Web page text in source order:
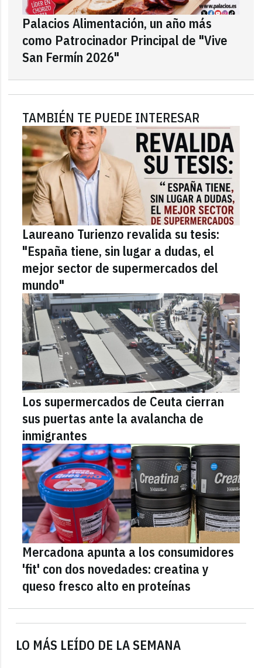
LO MÁS LEÍDO DE LA SEMANA
Palacios Alimentación, un año más
como Patrocinador Principal de "Vive
San Fermín 2026"
TAMBIÉN TE PUEDE INTERESAR
Laureano Turienzo revalida su tesis:
"España tiene, sin lugar a dudas, el
mejor sector de supermercados del
mundo"
Los supermercados de Ceuta cierran
sus puertas ante la avalancha de
inmigrantes
Mercadona apunta a los consumidores
'fit' con dos novedades: creatina y
queso fresco alto en proteínas